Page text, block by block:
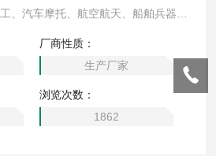
、汽车摩托、航空航天、船舶兵器、
性能指标
厂商性质：
生产厂家
浏览次数：
1862